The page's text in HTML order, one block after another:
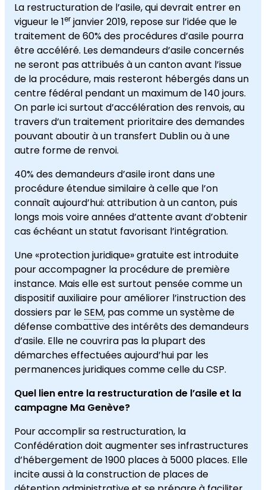
La restructuration de l’asile, qui devrait entrer en
vigueur le 1er janvier 2019, repose sur l’idée que le
traitement de 60% des procédures d’asile pourra
être accéléré. Les demandeurs d’asile concernés
ne seront pas attribués à un canton avant l’issue
de la procédure, mais resteront hébergés dans un
centre fédéral pendant un maximum de 140 jours.
On parle ici surtout d’accélération des renvois, au
travers d’un traitement prioritaire des demandes
pouvant aboutir à un transfert Dublin ou à une
autre forme de renvoi.
40% des demandeurs d’asile iront dans une
procédure étendue similaire à celle que l’on
connaît aujourd’hui: attribution à un canton, puis
longs mois voire années d’attente avant d’obtenir
cas échéant un statut favorisant l’intégration.
Une «protection juridique» gratuite est introduite
pour accompagner la procédure de première
instance. Mais elle est surtout pensée comme un
dispositif auxiliaire pour améliorer l’instruction des
dossiers par leSEM, pas comme un système de
défense combattive des intérêts des demandeurs
d’asile. Elle ne couvrira pas la plupart des
démarches effectuées aujourd’hui par les
permanences juridiques comme celle du CSP.
Quel lien entre la restructuration de l’asile et la
campagne Ma Genève?
Pour accomplir sa restructuration, la
Confédération doit augmenter ses infrastructures
d’hébergement de 1900 places à 5000 places. Elle
incite aussi à la construction de places de